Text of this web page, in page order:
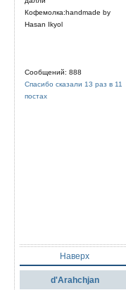
Кофемолка:handmade by
Hasan Ikyol
Сообщений: 888
Спасибо сказали 13 раз в 11
постах
Наверх
d'Arahchjan